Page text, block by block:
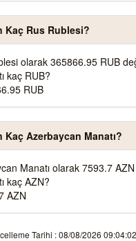
Kaç Rus Rublesi?
olarak 365866.95 RUB
kaç RUB?
RUB
Kaç Azerbaycan Manatı?
Manatı olarak 7593.7
kaç AZN?
AZN
Tarihi : 08/08/2026